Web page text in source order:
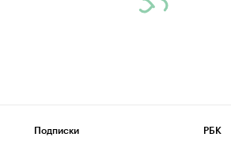
Подписки РБК